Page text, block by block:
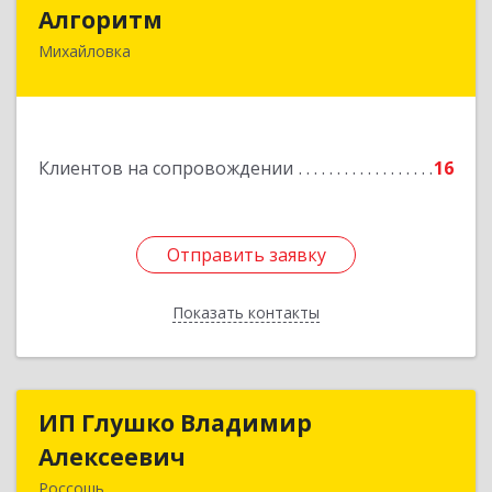
Алгоритм
Михайловка
Клиентов на сопровождении 16
Отправить заявку
Показать контакты
Отправить заявку
Назад
ИП Глушко Владимир
Алексеевич
ИП Глушко Владимир